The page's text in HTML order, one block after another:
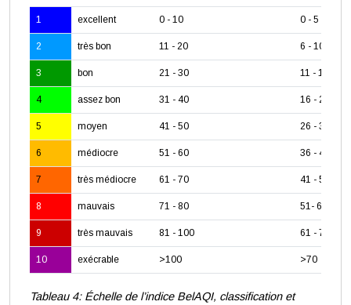
1 excellent 0 - 10 0 - 5
2 très bon 11 - 20 6 - 10
3 bon 21 - 30 11 - 15
4 assez bon 31 - 40 16 - 25
5 moyen 41 - 50 26 - 35
6 médiocre 51 - 60 36 - 40
7 très médiocre 61 - 70 41 - 50
8 mauvais 71 - 80 51- 60
9 très mauvais 81 - 100 61 - 70
10 exécrable >100 >70
Tableau 4: Échelle de l’indice BelAQI, classification et